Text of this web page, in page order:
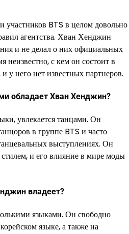
BTS в целом довольно
агентства. Хван Хенджин
и не делал о них официальных
неизвестно, с кем он состоит в
у него нет известных партнеров.
обладает Хван Хенджин?
увлекается танцами. Он
в группе BTS и часто
выступлениях. Он
и его влияние в мире моды
владеет?
языками. Он свободно
языке, а также на